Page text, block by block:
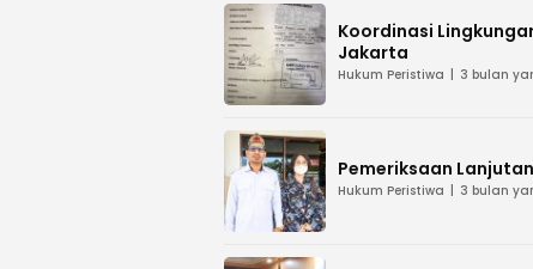
Koordinasi
Jakarta
Hukum Peristiwa 3 bulan
Pemeriksaan
Hukum Peristiwa 3 bulan